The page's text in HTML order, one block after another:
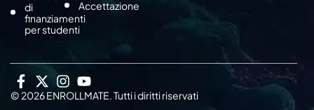
di
finanziamenti
per studenti
Accettazione
© 2026 ENROLLMATE. Tutti i diritti riservati